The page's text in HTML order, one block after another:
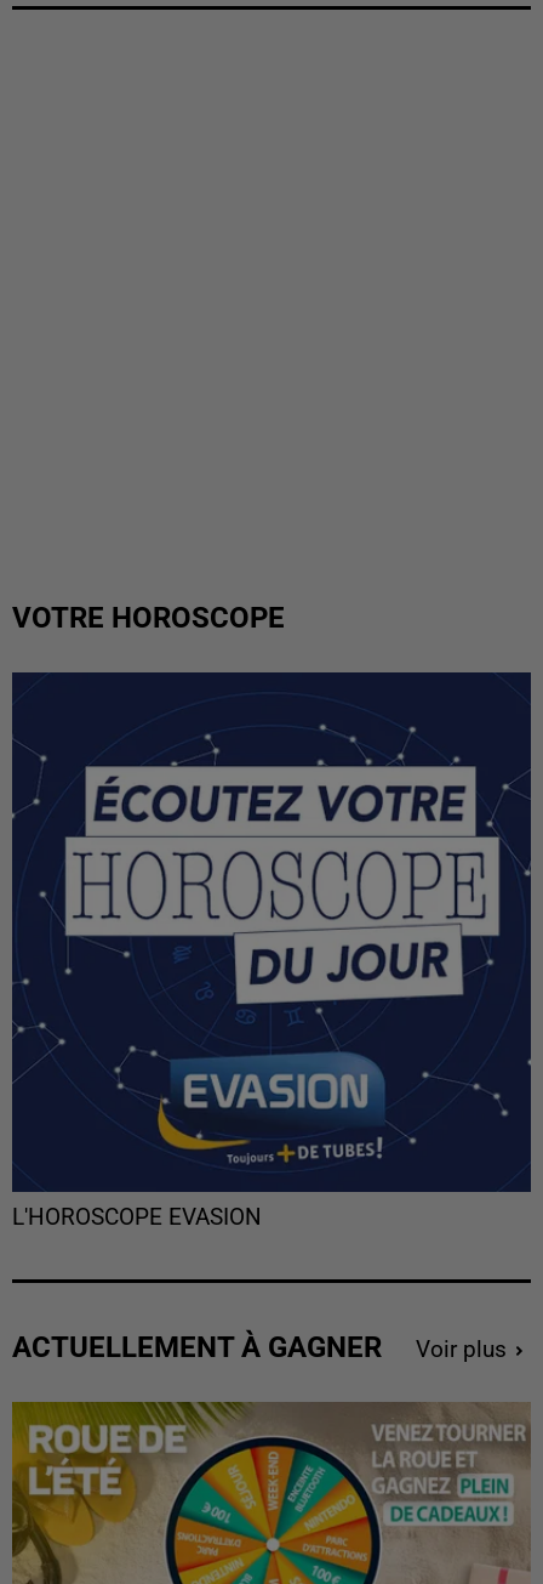
VOTRE HOROSCOPE
L'HOROSCOPE EVASION
ACTUELLEMENT À GAGNER Voir plus